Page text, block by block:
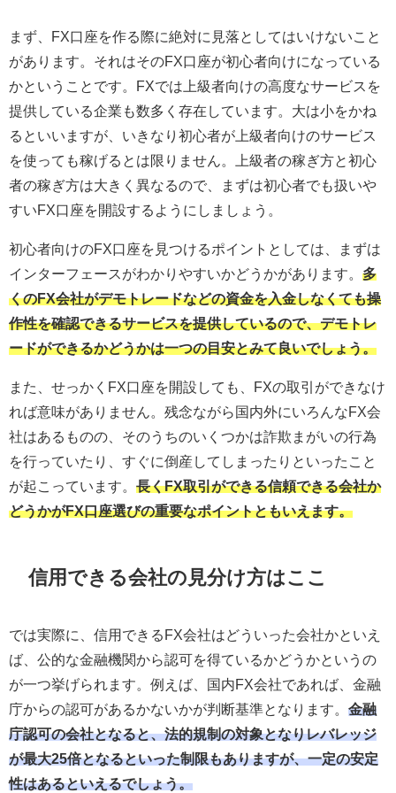
まず、FX口座を作る際に絶対に見落としてはいけないこと
があります。それはそのFX口座が初心者向けになっている
かということです。FXでは上級者向けの高度なサービスを
提供している企業も数多く存在しています。大は小をかね
るといいますが、いきなり初心者が上級者向けのサービス
を使っても稼げるとは限りません。上級者の稼ぎ方と初心
者の稼ぎ方は大きく異なるので、まずは初心者でも扱いや
すいFX口座を開設するようにしましょう。
初心者向けのFX口座を見つけるポイントとしては、まずは
インターフェースがわかりやすいかどうかがあります。 多
くのFX会社がデモトレードなどの資金を入金しなくても操
作性を確認できるサービスを提供しているので、デモトレ
ードができるかどうかは一つの目安とみて良いでしょう。
また、せっかくFX口座を開設しても、FXの取引ができなけ
れば意味がありません。残念ながら国内外にいろんなFX会
社はあるものの、そのうちのいくつかは詐欺まがいの行為
を行っていたり、すぐに倒産してしまったりといったこと
が起こっています。 長くFX取引ができる信頼できる会社か
どうかがFX口座選びの重要なポイントともいえます。
信用できる会社の見分け方はここ
では実際に、信用できるFX会社はどういった会社かといえ
ば、公的な金融機関から認可を得ているかどうかというの
が一つ挙げられます。例えば、国内FX会社であれば、金融
庁からの認可があるかないかが判断基準となります。 金融
庁認可の会社となると、法的規制の対象となりレバレッジ
が最大25倍となるといった制限もありますが、一定の安定
性はあるといえるでしょう。